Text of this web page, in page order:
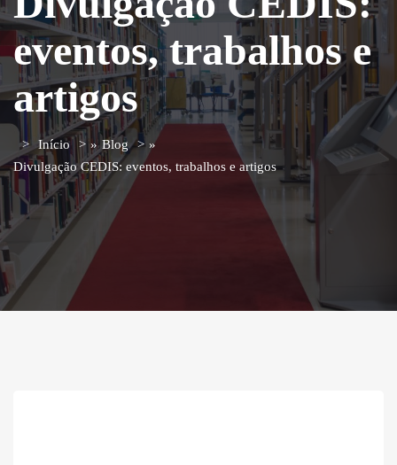
eventos, trabalhos e
artigos
Início » Blog
»
Divulgação CEDIS: eventos, trabalhos e artigos